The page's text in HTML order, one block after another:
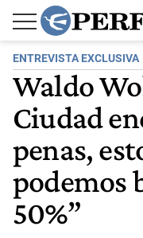
ENTREVISTA EXCLUSIVA
Waldo
Ciudad
penas,
podemos
50%”